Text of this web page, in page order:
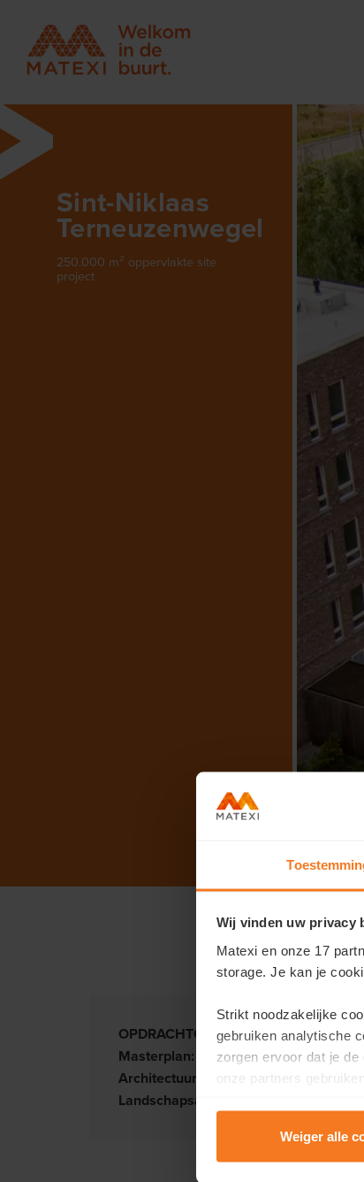
Wij vinden uw privacy
Matexi en onze 17
storage. Je kan je
Strikt noodzakelijke
gebruiken analytische
zorgen ervoor dat je
onze partners
Lees er meer over in
Weiger alle
Sint-Niklaas
Terneuzenwegel
250.000 m² oppervlakte site
project
OPDRACHTGEVER(S):Matexi –
Masterplan: Sweco en Fris in het
Architectuur: EVR architecten, Team
Landschapsarchitectuur: